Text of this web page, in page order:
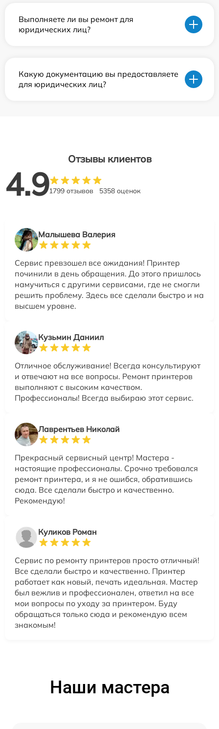
Выполняете ли вы ремонт для
юридических лиц?
Какую документацию вы предоставляете
для юридических лиц?
Отзывы клиентов
4.91799 отзывов 5358 оценок
Малышева Валерия
Сервис превзошел все ожидания! Принтер
починили в день обращения. До этого пришлось
намучиться с другими сервисами, где не смогли
решить проблему. Здесь все сделали быстро и на
высшем уровне.
Кузьмин Даниил
Отличное обслуживание! Всегда консультируют
и отвечают на все вопросы. Ремонт принтеров
выполняют с высоким качеством.
Профессионалы! Всегда выбираю этот сервис.
Лаврентьев Николай
Прекрасный сервисный центр! Мастера -
настоящие профессионалы. Срочно требовался
ремонт принтера, и я не ошибся, обратившись
сюда. Все сделали быстро и качественно.
Рекомендую!
Куликов Роман
Сервис по ремонту принтеров просто отличный!
Все сделали быстро и качественно. Принтер
работает как новый, печать идеальная. Мастер
был вежлив и профессионален, ответил на все
мои вопросы по уходу за принтером. Буду
обращаться только сюда и рекомендую всем
знакомым!
Наши мастера